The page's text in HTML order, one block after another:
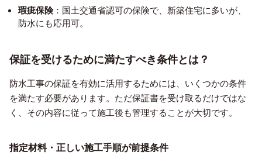
瑕疵保険：国土交通省認可の保険で、新築住宅に多いが、
防水にも応用可。
保証を受けるために満たすべき条件とは？
防水工事の保証を有効に活用するためには、いくつかの条件
を満たす必要があります。ただ保証書を受け取るだけではな
く、その内容に従って施工後も管理することが大切です。
指定材料・正しい施工手順が前提条件